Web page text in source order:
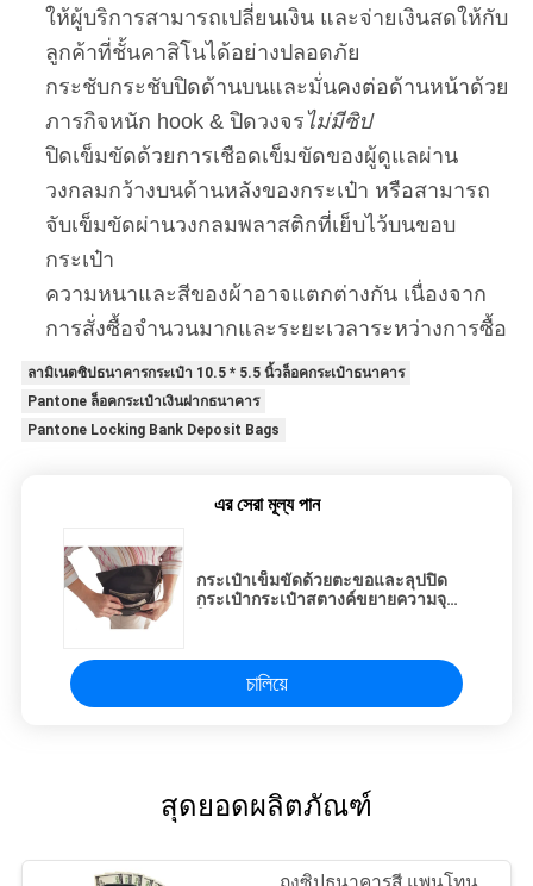
ให้ผู้บริการสามารถเปลี่ยนเงิน และจ่ายเงินสดให้กับ
ลูกค้าที่ชั้นคาสิโนได้อย่างปลอดภัย
กระชับกระชับปิดด้านบนและมั่นคงต่อด้านหน้าด้วย
ภารกิจหนัก hook & ปิดวงจร ไม่มีซิป
ปิดเข็มขัดด้วยการเชือดเข็มขัดของผู้ดูแลผ่าน
วงกลมกว้างบนด้านหลังของกระเป๋า หรือสามารถ
จับเข็มขัดผ่านวงกลมพลาสติกที่เย็บไว้บนขอบ
กระเป๋า
ความหนาและสีของผ้าอาจแตกต่างกัน เนื่องจาก
การสั่งซื้อจํานวนมากและระยะเวลาระหว่างการซื้อ
ลามิเนตซิปธนาคารกระเป๋า 10.5 * 5.5 นิ้วล็อคกระเป๋าธนาคาร
Pantone ล็อคกระเป๋าเงินฝากธนาคาร
Pantone Locking Bank Deposit Bags
এর সেরা মূল্য পান
กระเป๋าเข็มขัดด้วยตะขอและลุปปิด
กระเป๋ากระเป๋าสตางค์ขยายความจุ
চালিয়ে
สุดยอดผลิตภัณฑ์